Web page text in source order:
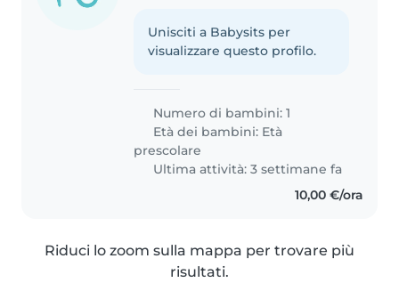
Unisciti a Babysits per
visualizzare questo profilo.
Numero di bambini: 1
Età dei bambini: Età
prescolare
Ultima attività: 3 settimane fa
10,00 €/ora
Riduci lo zoom sulla mappa per trovare più
risultati.